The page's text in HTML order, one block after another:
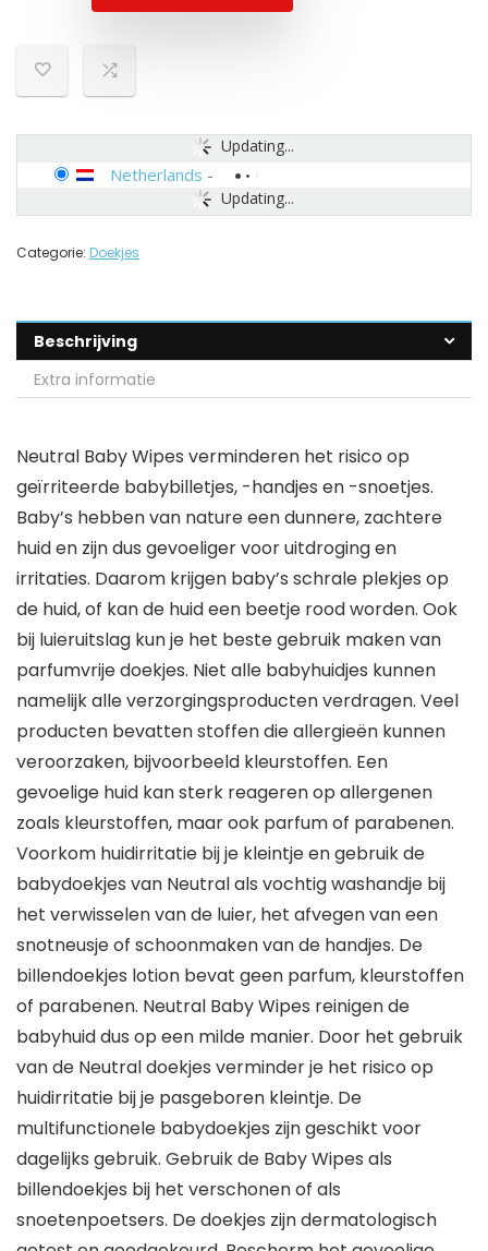
Updating...
Updating...
Netherlands -
Categorie: Doekjes
Beschrijving
Extra informatie
Neutral Baby Wipes verminderen het risico op
geïrriteerde babybilletjes, -handjes en -snoetjes.
Baby’s hebben van nature een dunnere, zachtere
huid en zijn dus gevoeliger voor uitdroging en
irritaties. Daarom krijgen baby’s schrale plekjes op
de huid, of kan de huid een beetje rood worden. Ook
bij luieruitslag kun je het beste gebruik maken van
parfumvrije doekjes. Niet alle babyhuidjes kunnen
namelijk alle verzorgingsproducten verdragen. Veel
producten bevatten stoffen die allergieën kunnen
veroorzaken, bijvoorbeeld kleurstoffen. Een
gevoelige huid kan sterk reageren op allergenen
zoals kleurstoffen, maar ook parfum of parabenen.
Voorkom huidirritatie bij je kleintje en gebruik de
babydoekjes van Neutral als vochtig washandje bij
het verwisselen van de luier, het afvegen van een
snotneusje of schoonmaken van de handjes. De
billendoekjes lotion bevat geen parfum, kleurstoffen
of parabenen. Neutral Baby Wipes reinigen de
babyhuid dus op een milde manier. Door het gebruik
van de Neutral doekjes verminder je het risico op
huidirritatie bij je pasgeboren kleintje. De
multifunctionele babydoekjes zijn geschikt voor
dagelijks gebruik. Gebruik de Baby Wipes als
billendoekjes bij het verschonen of als
snoetenpoetsers. De doekjes zijn dermatologisch